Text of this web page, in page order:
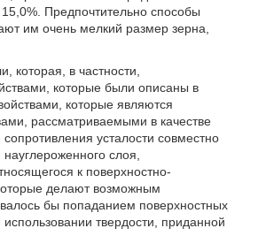
Предпочтительно способы
им очень мелкий размер зерна,
которая, в частности,
которые были описаны в
которые являются
рассматриваемыми в качестве
усталости совместно
слоя,
к поверхностно-
делают возможным
бы попаданием поверхностных
твердости, приданной